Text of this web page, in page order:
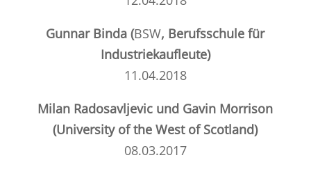
Gunnar Binda (BSW, Berufsschule für
Industriekaufleute)
11.04.2018
Milan Radosavljevic und Gavin Morrison
(University of the West of Scotland)
08.03.2017